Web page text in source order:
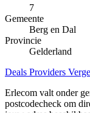
7
Gemeente
Berg en Dal
Provincie
Gelderland
Deals Providers
Erlecom valt onder
postcodecheck om